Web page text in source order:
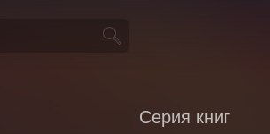
Серия книг